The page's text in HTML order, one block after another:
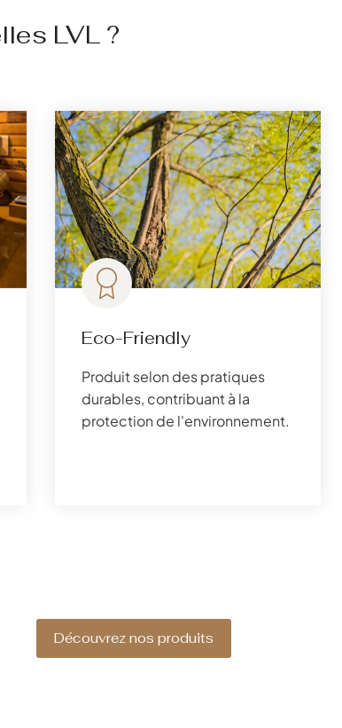
LVL ?
Eco-Friendly
Produit selon des pratiques
durables, contribuant à la
protection de l'environnement.
Découvrez nos produits